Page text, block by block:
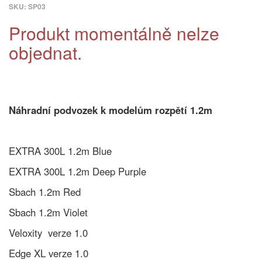
SKU: SP03
Produkt momentálně nelze
objednat.
Náhradní podvozek k modelům rozpětí 1.2m
EXTRA 300L 1.2m Blue
EXTRA 300L 1.2m Deep Purple
Sbach 1.2m Red
Sbach 1.2m Violet
Veloxity verze 1.0
Edge XL verze 1.0